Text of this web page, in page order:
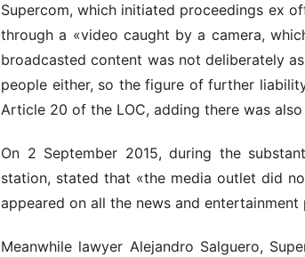
Supercom, which initiated proceedings ex
through a «video caught by a camera,
broadcasted content was not deliberately
people either, so the figure of further
Article 20 of the LOC, adding there was
On 2 September 2015, during the
station, stated that «the media outlet did
appeared on all the news and
Meanwhile lawyer Alejandro Salguero,